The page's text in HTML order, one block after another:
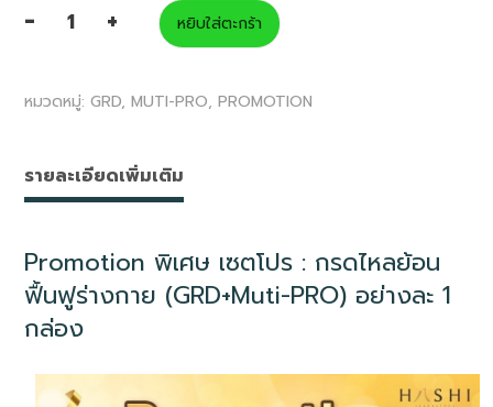
-จำนวน
โปร
กรด
ย้อน
ฟื้นฟู
ร่างกาย
PRO)
+ หยิบใส่ตะกร้า
หมวดหมู่: GRD, MUTI-PRO, PROMOTION
รายละเอียดเพิ่มเติม
Promotion พิเศษ เซตโปร : กรดไหลย้อน
ฟื้นฟูร่างกาย (GRD+Muti-PRO) อย่างละ 1
กล่อง